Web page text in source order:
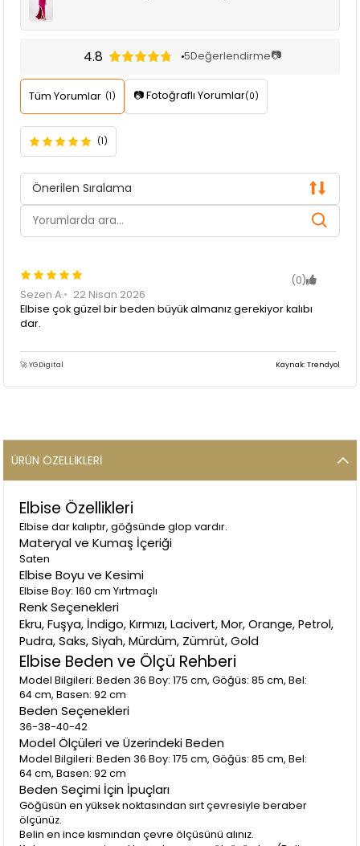
4.8 5Değerlendirme📷
Tüm Yorumlar (1) 📷 Fotoğraflı Yorumlar(0)
(1)
Önerilen Sıralama
(0)
Sezen A.
22 Nisan 2026
Elbise çok güzel bir beden büyük almanız gerekiyor kalıbı
dar.
🚀 YGDigital Kaynak: Trendyol
ÜRÜN ÖZELLIKLERI
Elbise Özellikleri
Elbise dar kalıptır, göğsünde glop vardır.
Materyal ve Kumaş İçeriği
Saten
Elbise Boyu ve Kesimi
Elbise Boy: 160 cm Yırtmaçlı
Renk Seçenekleri
Ekru, Fuşya, İndigo, Kırmızı, Lacivert, Mor, Orange, Petrol,
Pudra, Saks, Siyah, Mürdüm, Zümrüt, Gold
Elbise Beden ve Ölçü Rehberi
Model Bilgileri: Beden 36 Boy: 175 cm, Göğüs: 85 cm, Bel:
64 cm, Basen: 92 cm
Beden Seçenekleri
36-38-40-42
Model Ölçüleri ve Üzerindeki Beden
Model Bilgileri: Beden 36 Boy: 175 cm, Göğüs: 85 cm, Bel:
64 cm, Basen: 92 cm
Beden Seçimi İçin İpuçları
Göğüsün en yüksek noktasından sırt çevresiyle beraber
ölçünüz.
Belin en ince kısmından çevre ölçüsünü alınız.